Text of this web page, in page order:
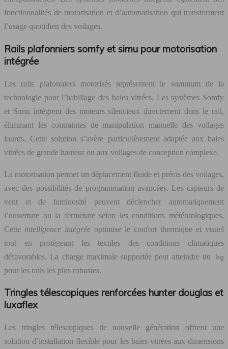
fonctionnalités de motorisation et d’automatisation qui transforment
l’usage quotidien des voilages.
Rails plafonniers somfy et simu pour motorisation
intégrée
Les rails plafonniers motorisés représentent le summum de la
technologie pour l’habillage des baies vitrées. Les systèmes Somfy
et Simu intègrent des moteurs silencieux directement dans le rail,
éliminant les contraintes de manipulation manuelle des voilages
lourds. Cette solution s’avère particulièrement adaptée aux baies
vitrées de grande hauteur ou aux voilages de conception complexe.
La motorisation permet un déplacement fluide et précis des voilages,
avec des possibilités de programmation avancées. Les capteurs de
vent et de luminosité peuvent déclencher automatiquement
l’ouverture ou la fermeture selon les conditions météorologiques.
Cette intelligence intégrée optimise le confort thermique et visuel
tout en protégeant les textiles des conditions climatiques
défavorables. La charge maximale supportée peut atteindre 80 kg
pour les rails les plus robustes.
Tringles télescopiques renforcées hunter douglas et
luxaflex
Les tringles télescopiques de nouvelle génération offrent une
solution d’installation flexible pour les baies vitrées aux dimensions